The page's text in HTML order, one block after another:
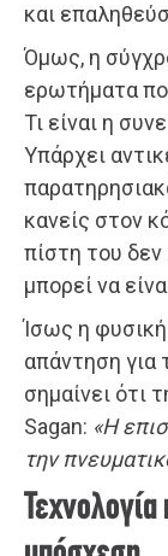
και
Όμως, η
ερωτήματα
Τι είναι η
Υπάρχει
κανείς στον
πίστη του δεν
μπορεί να
Ίσως η
απάντηση για
σημαίνει ότι
Sagan: «Η
την